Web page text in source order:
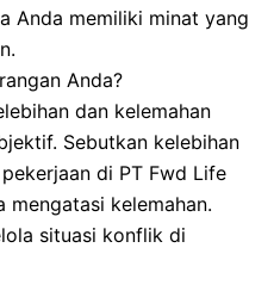
Anda memiliki minat yang
Anda?
dan kelemahan
Sebutkan kelebihan
di PT Fwd Life
mengatasi kelemahan.
situasi konflik di